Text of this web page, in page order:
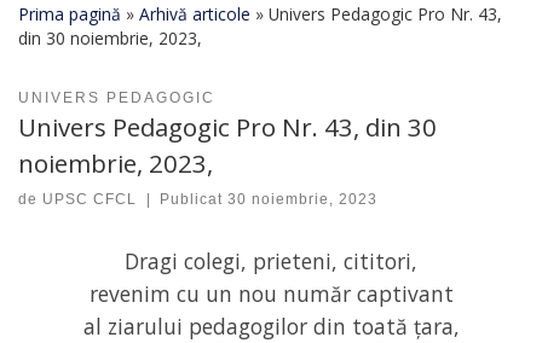
Prima pagină » Arhivă articole » Univers Pedagogic Pro Nr. 43,
din 30 noiembrie, 2023,
UNIVERS PEDAGOGIC
Univers Pedagogic Pro Nr. 43, din 30
noiembrie, 2023,
de UPSC CFCL Publicat30 noiembrie, 2023
Dragi colegi, prieteni, cititori,
revenim cu un nou număr captivant
al ziarului pedagogilor din toată țara,